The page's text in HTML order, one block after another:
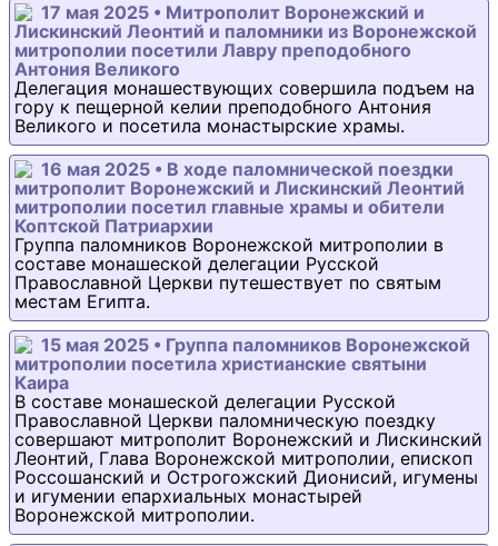
17 мая 2025 • Митрополит Воронежский и
Лискинский Леонтий и паломники из Воронежской
митрополии посетили Лавру преподобного
Антония Великого
Делегация монашествующих совершила подъем на
гору к пещерной келии преподобного Антония
Великого и посетила монастырские храмы.
16 мая 2025 • В ходе паломнической поездки
митрополит Воронежский и Лискинский Леонтий
митрополии посетил главные храмы и обители
Коптской Патриархии
Группа паломников Воронежской митрополии в
составе монашеской делегации Русской
Православной Церкви путешествует по святым
местам Египта.
15 мая 2025 • Группа паломников Воронежской
митрополии посетила христианские святыни
Каира
В составе монашеской делегации Русской
Православной Церкви паломническую поездку
совершают митрополит Воронежский и Лискинский
Леонтий, Глава Воронежской митрополии, епископ
Россошанский и Острогожский Дионисий, игумены
и игумении епархиальных монастырей
Воронежской митрополии.